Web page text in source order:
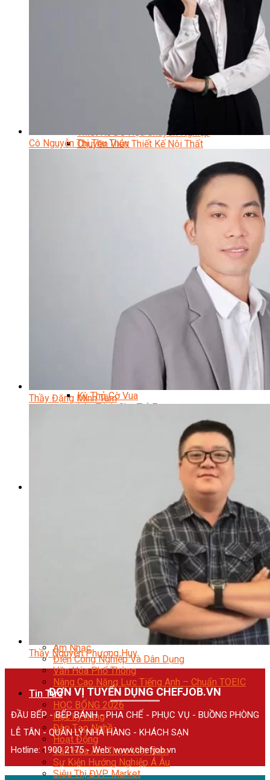
Data Visualization (Trực Quan Hóa Dữ Liệu)
Data System (Quản Trị Dữ Liệu)
Chuyên Viên Lập Trình (Full Stack)
Chuyên Viên Lập Trình Website (Full Stack)
Chuyên Viên Lập Trình Mobile (Full Stack)
Trọn Bộ Công Cụ AI Văn Phòng
Trọn Bộ Công Cụ AI Ứng Dụng Giảng Dạy
Thiết Kế Đồ Họa Chuyên Nghiệp
Chuyên Viên Thiết Kế Nội Thất
Adobe Photoshop – Illustrator
Chuyên Đề Á Âu Kitchen For Kid & Teen
Chuyên Đề Kỹ Năng Sống
Khóa Học Nấu Ăn Cho Bé
Hội Họa Thiếu Nhi
Digital Art For Kids
Khóa Học Thiết Kế Truyện Tranh Ai
Khóa Học Biên Tập Video Với Ai
Kỳ Thủ Cờ Vua
Lập Trình Cho Trẻ Em
Kỹ Thuật Pha Chế Đồ Uống
Quản Lý Kinh Doanh Nhà Hàng Và Dịch Vụ Ăn Uống
Tạo Mẫu Và Chăm Sóc Sắc Đẹp
Truyền Thông Đa Phương Tiện
Công Nghệ Thông Tin
Âm Nhạc
Điện Công Nghiệp Và Dân Dụng
Văn Hóa Phổ Thông
Nâng Cao Năng Lực Tiếng Anh – Chuẩn TOEIC
Tin Tức
HỌC BỔNG 2026
Học kỹ năng
Đào Tạo Nghề
Hoạt Động
Văn Hóa Ẩm Thực Việt Nam
Sự Kiện Hướng Nghiệp Á Âu
Siêu Thị ĐVP Market
Cô Nguyễn Thị Thu Thủy
Thầy Đặng Minh Tâm
Thầy Nguyễn Phương Huy
ĐƠN VỊ TUYỂN DỤNG CHEFJOB.VN
ĐẦU BẾP - BẾP BÁNH - PHA CHẾ - PHỤC VỤ - BUỒNG PHÒNG
LỄ TÂN - QUẢN LÝ NHÀ HÀNG - KHÁCH SẠN
Hotline: 1900 2175 - Web:www.chefjob.vn